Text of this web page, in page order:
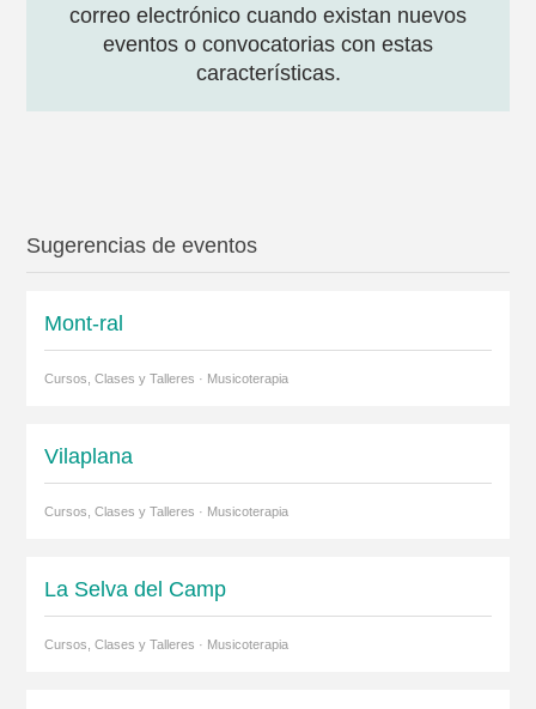
correo electrónico cuando existan nuevos
eventos o convocatorias con estas
características.
Sugerencias de eventos
Mont-ral
Cursos, Clases y Talleres · Musicoterapia
Vilaplana
Cursos, Clases y Talleres · Musicoterapia
La Selva del Camp
Cursos, Clases y Talleres · Musicoterapia